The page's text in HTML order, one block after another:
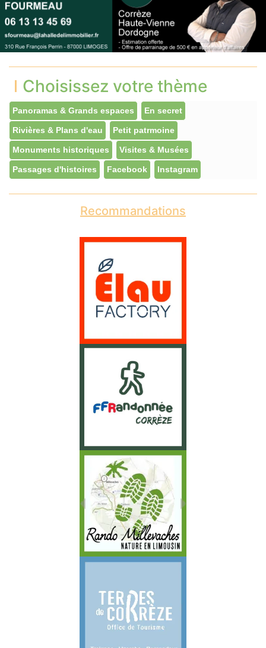
Choisissez votre thème
Panoramas & Grands espaces En secret
Rivières & Plans d'eau Petit patrmoine
Monuments historiques Visites & Musées
Passages d'histoires Facebook Instagram
Recommandations